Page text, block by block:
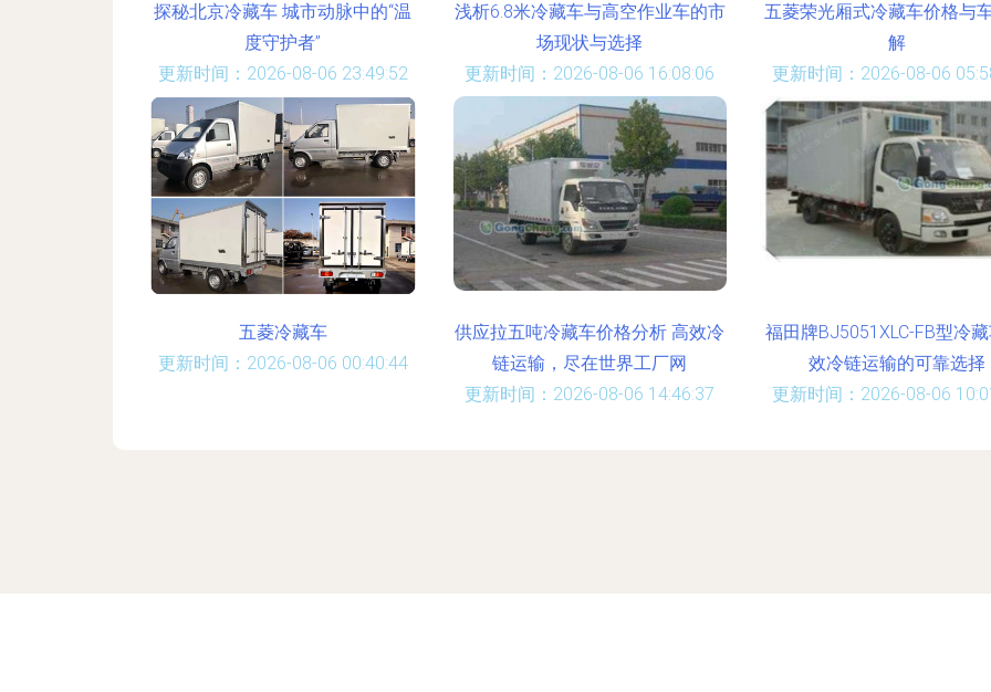
探秘北京冷藏车 城市动脉中的“温
度守护者”
更新时间：2026-08-06 23:49:52
浅析6.8米冷藏车与高空作业车的市
场现状与选择
更新时间：2026-08-06 16:08:06
五菱荣光厢式冷藏车价格与
解
更新时间：2026-08-06
五菱冷藏车
更新时间：2026-08-06 00:40:44
供应拉五吨冷藏车价格分析 高效冷
链运输，尽在世界工厂网
更新时间：2026-08-06 14:46:37
福田牌BJ5051XLC-FB型冷
效冷链运输的可靠选择
更新时间：2026-08-06